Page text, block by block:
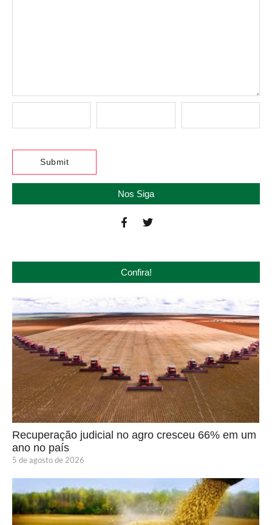
Nos Siga
Confira!
Recuperação judicial no agro cresceu 66% em um
ano no país
5 de agosto de 2026